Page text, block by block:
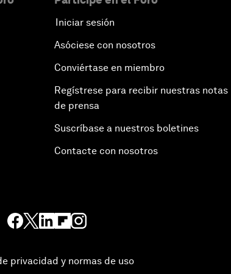
Iniciar sesión
Asóciese con nosotros
Conviértase en miembro
Regístrese para recibir nuestras notas
de prensa
Suscríbase a nuestros boletines
Contacte con nosotros
privacidad y normas de uso